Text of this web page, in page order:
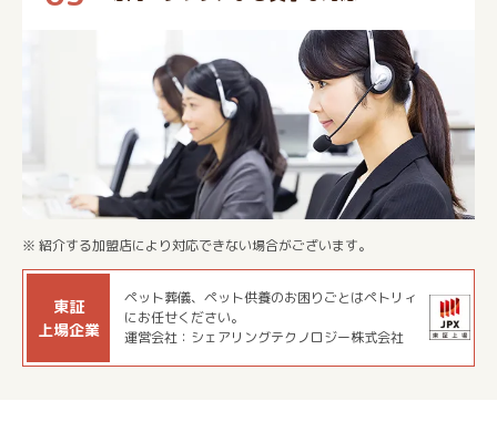
※ 紹介する加盟店により対応できない場合がございます。
東証
上場企業
ペット葬儀、ペット供養のお困りごとはペトリィ
にお任せください。
運営会社：シェアリングテクノロジー株式会社